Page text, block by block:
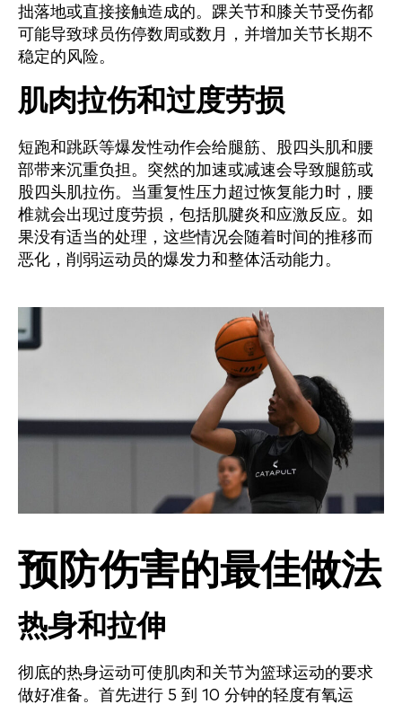
拙落地或直接接触造成的。踝关节和膝关节受伤都
可能导致球员伤停数周或数月，并增加关节长期不
稳定的风险。
肌肉拉伤和过度劳损
短跑和跳跃等爆发性动作会给腿筋、股四头肌和腰
部带来沉重负担。突然的加速或减速会导致腿筋或
股四头肌拉伤。当重复性压力超过恢复能力时，腰
椎就会出现过度劳损，包括肌腱炎和应激反应。如
果没有适当的处理，这些情况会随着时间的推移而
恶化，削弱运动员的爆发力和整体活动能力。
预防伤害的最佳做法
热身和拉伸
彻底的热身运动可使肌肉和关节为篮球运动的要求
做好准备。首先进行 5 到 10 分钟的轻度有氧运